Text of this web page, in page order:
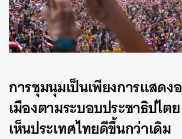
การชุมนุมเป็นเพียงการแสดง
เมืองตามระบอบประชาธิปไต
เห็นประเทศไทยดีขึ้นกว่าเดิม